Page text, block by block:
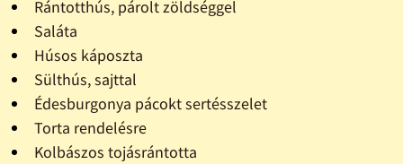
Rántotthús, párolt zöldséggel
Saláta
Húsos káposzta
Sülthús, sajttal
Édesburgonya pácokt sertésszelet
Torta rendelésre
Kolbászos tojásrántotta